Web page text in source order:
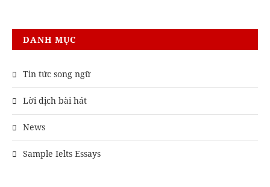
DANH MỤC
Tin tức song ngữ
Lời dịch bài hát
News
Sample Ielts Essays